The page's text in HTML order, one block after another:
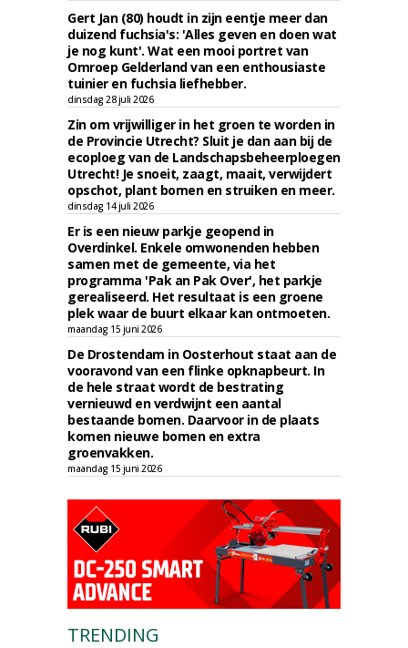
Gert Jan (80) houdt in zijn eentje meer dan
duizend fuchsia's: 'Alles geven en doen wat
je nog kunt'. Wat een mooi portret van
Omroep Gelderland van een enthousiaste
tuinier en fuchsia liefhebber.
dinsdag 28 juli 2026
Zin om vrijwilliger in het groen te worden in
de Provincie Utrecht? Sluit je dan aan bij de
ecoploeg van de Landschapsbeheerploegen
Utrecht! Je snoeit, zaagt, maait, verwijdert
opschot, plant bomen en struiken en meer.
dinsdag 14 juli 2026
Er is een nieuw parkje geopend in
Overdinkel. Enkele omwonenden hebben
samen met de gemeente, via het
programma 'Pak an Pak Over', het parkje
gerealiseerd. Het resultaat is een groene
plek waar de buurt elkaar kan ontmoeten.
maandag 15 juni 2026
De Drostendam in Oosterhout staat aan de
vooravond van een flinke opknapbeurt. In
de hele straat wordt de bestrating
vernieuwd en verdwijnt een aantal
bestaande bomen. Daarvoor in de plaats
komen nieuwe bomen en extra
groenvakken.
maandag 15 juni 2026
TRENDING